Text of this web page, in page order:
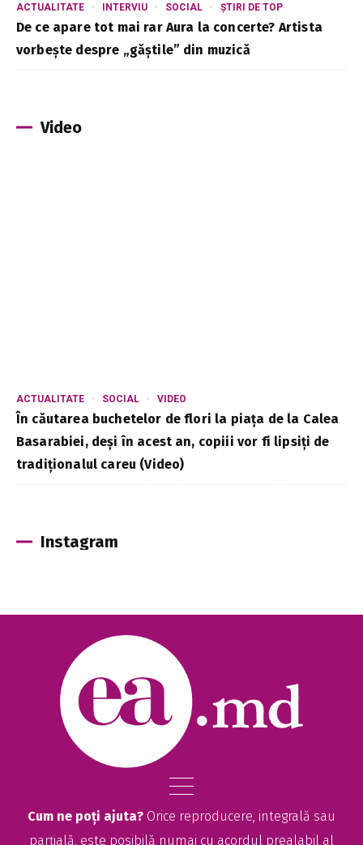
ACTUALITATE INTERVIU SOCIAL ȘTIRI DE TOP
De ce apare tot mai rar Aura la concerte? Artista
vorbește despre „găștile” din muzică
Video
ACTUALITATE SOCIAL VIDEO
În căutarea buchetelor de flori la piața de la Calea
Basarabiei, deși în acest an, copiii vor fi lipsiți de
tradiționalul careu (Video)
Instagram
Cum ne poți ajuta? Orice reproducere, integrală sau
parțială, este posibilă numai cu acordul prealabil al